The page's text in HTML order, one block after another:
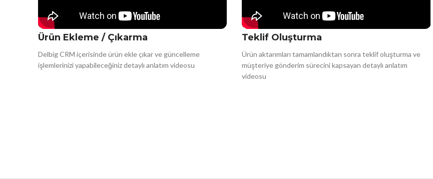
Ürün Ekleme / Çıkarma
Delbig CRM içerisinde ürün ekle çıkar ve güncelleme
işlemlerinizi yapabileceğiniz detaylı anlatım videosu
Teklif Oluşturma
Ürün aktarımları tamamlandıktan sonra teklif oluşturma ve
müşteriye gönderim sürecini kapsayan detaylı anlatım
videosu